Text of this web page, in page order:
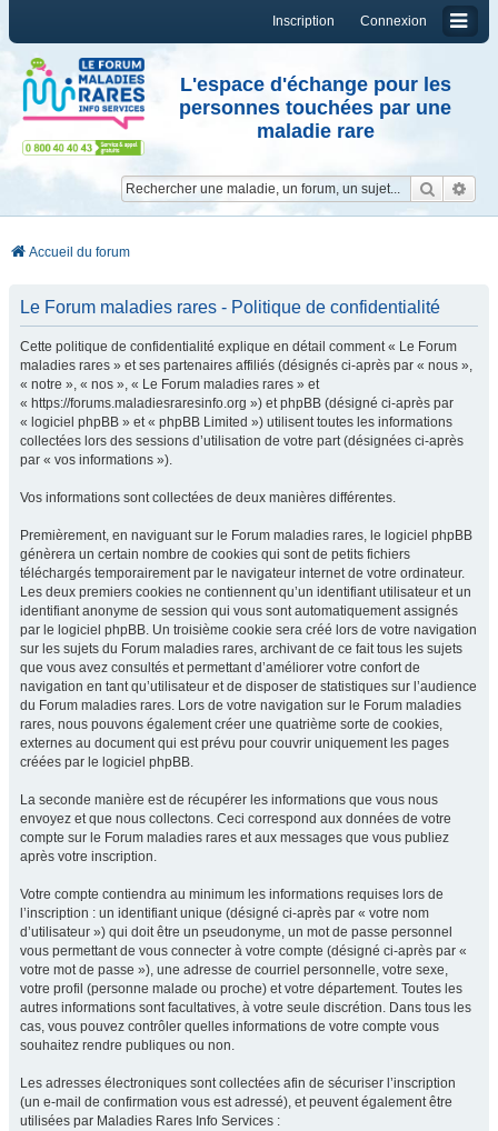
Connexion
Inscription
L'espace d'échange pour les
personnes touchées par une
maladie rare
Accueil du forum
Le Forum maladies rares - Politique de confidentialité
Cette politique de confidentialité explique en détail comment « Le Forum
maladies rares » et ses partenaires affiliés (désignés ci-après par « nous »,
« notre », « nos », « Le Forum maladies rares » et
« https://forums.maladiesraresinfo.org ») et phpBB (désigné ci-après par
« logiciel phpBB » et « phpBB Limited ») utilisent toutes les informations
collectées lors des sessions d’utilisation de votre part (désignées ci-après
par « vos informations »).
Vos informations sont collectées de deux manières différentes.
Premièrement, en naviguant sur le Forum maladies rares, le logiciel phpBB
génèrera un certain nombre de cookies qui sont de petits fichiers
téléchargés temporairement par le navigateur internet de votre ordinateur.
Les deux premiers cookies ne contiennent qu’un identifiant utilisateur et un
identifiant anonyme de session qui vous sont automatiquement assignés
par le logiciel phpBB. Un troisième cookie sera créé lors de votre navigation
sur les sujets du Forum maladies rares, archivant de ce fait tous les sujets
que vous avez consultés et permettant d’améliorer votre confort de
navigation en tant qu’utilisateur et de disposer de statistiques sur l’audience
du Forum maladies rares. Lors de votre navigation sur le Forum maladies
rares, nous pouvons également créer une quatrième sorte de cookies,
externes au document qui est prévu pour couvrir uniquement les pages
créées par le logiciel phpBB.
La seconde manière est de récupérer les informations que vous nous
envoyez et que nous collectons. Ceci correspond aux données de votre
compte sur le Forum maladies rares et aux messages que vous publiez
après votre inscription.
Votre compte contiendra au minimum les informations requises lors de
l’inscription : un identifiant unique (désigné ci-après par « votre nom
d’utilisateur ») qui doit être un pseudonyme, un mot de passe personnel
vous permettant de vous connecter à votre compte (désigné ci-après par «
votre mot de passe »), une adresse de courriel personnelle, votre sexe,
votre profil (personne malade ou proche) et votre département. Toutes les
autres informations sont facultatives, à votre seule discrétion. Dans tous les
cas, vous pouvez contrôler quelles informations de votre compte vous
souhaitez rendre publiques ou non.
Les adresses électroniques sont collectées afin de sécuriser l’inscription
(un e-mail de confirmation vous est adressé), et peuvent également être
utilisées par Maladies Rares Info Services :